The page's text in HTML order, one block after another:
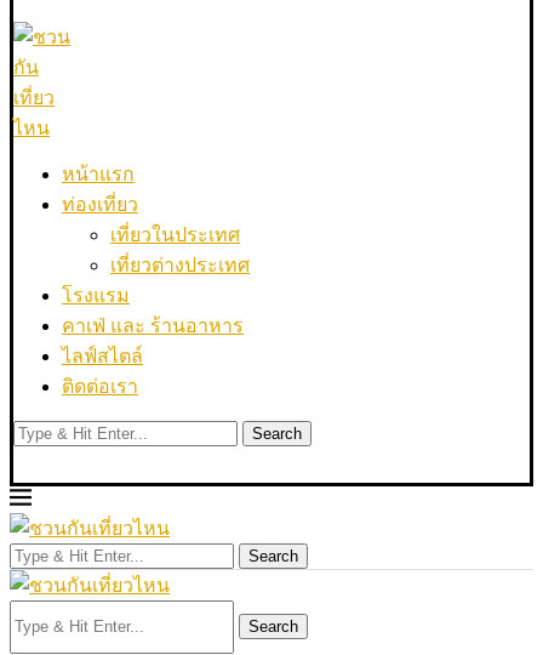
หน้าแรก
ท่องเที่ยว
เที่ยวในประเทศ
เที่ยวต่างประเทศ
โรงแรม
คาเฟ่ และ ร้านอาหาร
ไลฟ์สไตล์
ติดต่อเรา
Search
Search
Search